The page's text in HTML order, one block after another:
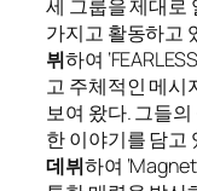
세 그룹을 제대로
가지고 활동하고
뷔하여
고 주체적인 메시
보여 왔다. 그들
한 이야기를 담고
데뷔하여